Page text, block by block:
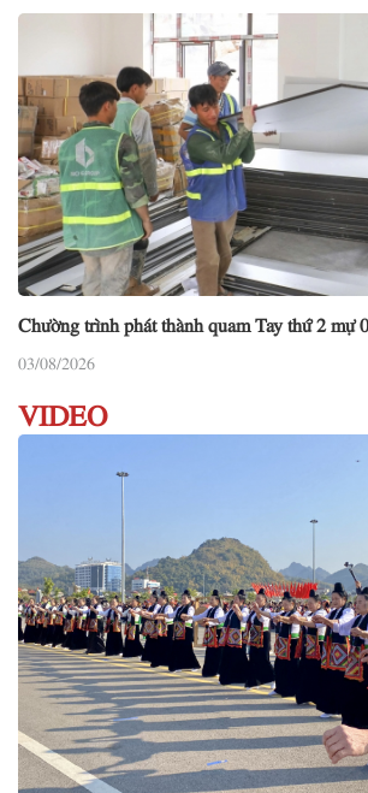
Chường trình phát thành quam Tay thứ 2 mự
03/08/2026
VIDEO